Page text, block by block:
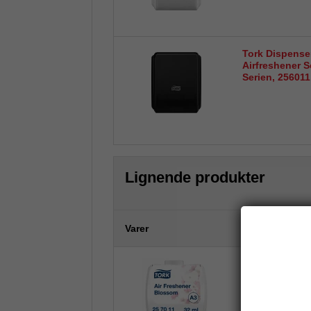
Tork
Airfreshener
Serien, 256011
Lignende produkter
Varer
Tork